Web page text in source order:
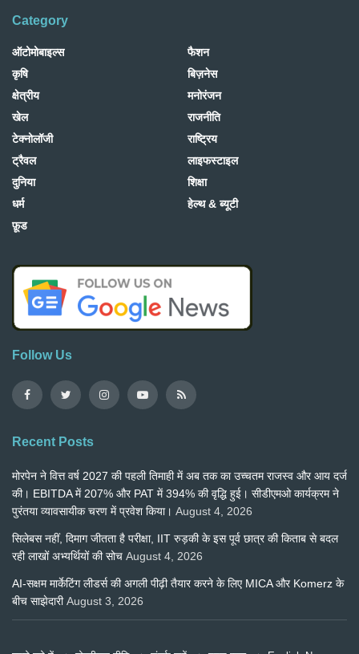
Category
ऑटोमोबाइल्स
कृषि
क्षेत्रीय
खेल
टेक्नोलॉजी
ट्रैवल
दुनिया
धर्म
फ़ूड
फैशन
बिज़नेस
मनोरंजन
राजनीति
राष्ट्रिय
लाइफस्टाइल
शिक्षा
हेल्थ & ब्यूटी
Follow Us
Recent Posts
मोरपेन ने वित्त वर्ष 2027 की पहली तिमाही में अब तक का उच्चतम राजस्व और आय दर्ज
की। EBITDA में 207% और PAT में 394% की वृद्धि हुई। सीडीएमओ कार्यक्रम ने
पुरंतया व्यावसायीक चरण में प्रवेश किया। August 4, 2026
सिलेबस नहीं, दिमाग जीतता है परीक्षा, IIT रुड़की के इस पूर्व छात्र की किताब से बदल
रही लाखों अभ्यर्थियों की सोच August 4, 2026
AI-सक्षम मार्केटिंग लीडर्स की अगली पीढ़ी तैयार करने के लिए MICA और Komerz के
बीच साझेदारी August 3, 2026